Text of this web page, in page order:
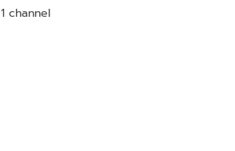
1 channel